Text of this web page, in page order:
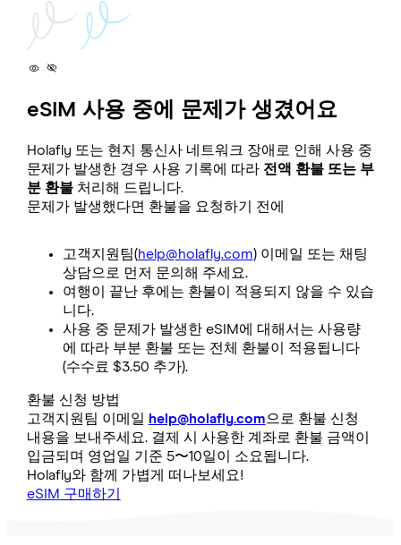
eSIM 사용 중에 문제가 생겼어요
Holafly 또는 현지 통신사 네트워크 장애로 인해 사용 중
문제가 발생한 경우 사용 기록에 따라 전액 환불 또는 부
분 환불처리해 드립니다.
문제가 발생했다면 환불을 요청하기 전에
고객지원팀(help@holafly.com) 이메일 또는 채팅
상담으로 먼저 문의해 주세요.
여행이 끝난 후에는 환불이 적용되지 않을 수 있습
니다.
사용 중 문제가 발생한 eSIM에 대해서는 사용량
에 따라 부분 환불 또는 전체 환불이 적용됩니다
(수수료 $3.50 추가).
환불 신청 방법
고객지원팀 이메일 help@holafly.com으로 환불 신청
내용을 보내주세요. 결제 시 사용한 계좌로 환불 금액이
입금되며 영업일 기준 5〜10일이 소요됩니다.
Holafly와 함께 가볍게 떠나보세요!
eSIM 구매하기